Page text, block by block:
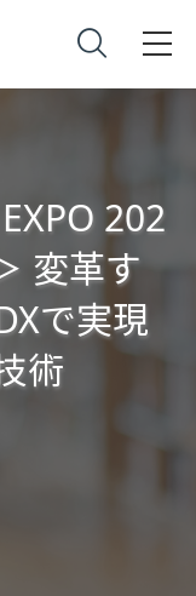
202
変革す
で実現
術